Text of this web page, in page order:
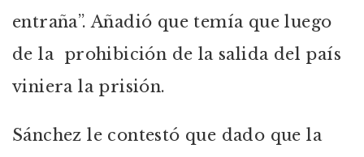
entraña”. Añadió que temía que luego
de la prohibición de la salida del país
viniera la prisión.
Sánchez le contestó que dado que la